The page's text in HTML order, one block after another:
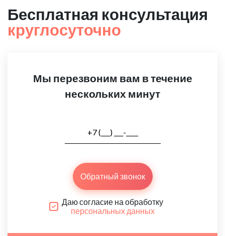
Бесплатная консультация
круглосуточно
Мы перезвоним вам в течение
нескольких минут
Обратный звонок
Даю согласие на обработку
персональных данных